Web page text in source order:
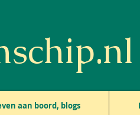
aan boord, blogs